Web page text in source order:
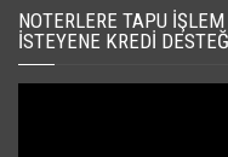
NOTERLERE TAPU
İSTEYENE KREDI